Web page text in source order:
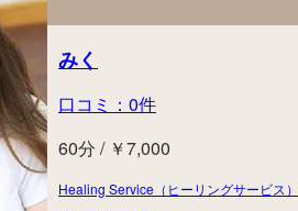
みく
口コミ：0件
60分 / ￥7,000
Healing Service（ヒーリングサービス）